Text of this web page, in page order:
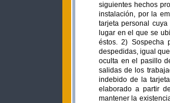
siguientes hechos
instalación, por la
tarjeta personal
lugar en el que se
éstos. 2) Sospecha
despedidas, igual
oculta en el pasillo
salidas de los
indebido de la
elaborado a partir
mantener la